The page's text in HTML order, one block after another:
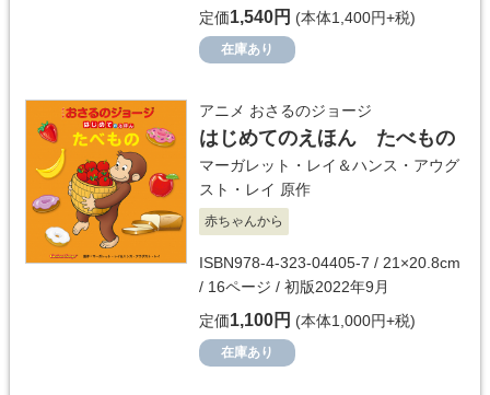
定価1,540円 (本体1,400円+税)
在庫あり
アニメ おさるのジョージ
はじめてのえほん たべもの
マーガレット・レイ＆ハンス・アウグ
スト・レイ 原作
赤ちゃんから
ISBN978-4-323-04405-7 / 21×20.8cm
/ 16ページ / 初版2022年9月
定価1,100円 (本体1,000円+税)
在庫あり